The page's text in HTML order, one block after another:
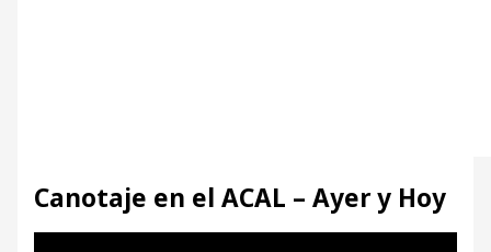
Canotaje en el ACAL – Ayer y Hoy